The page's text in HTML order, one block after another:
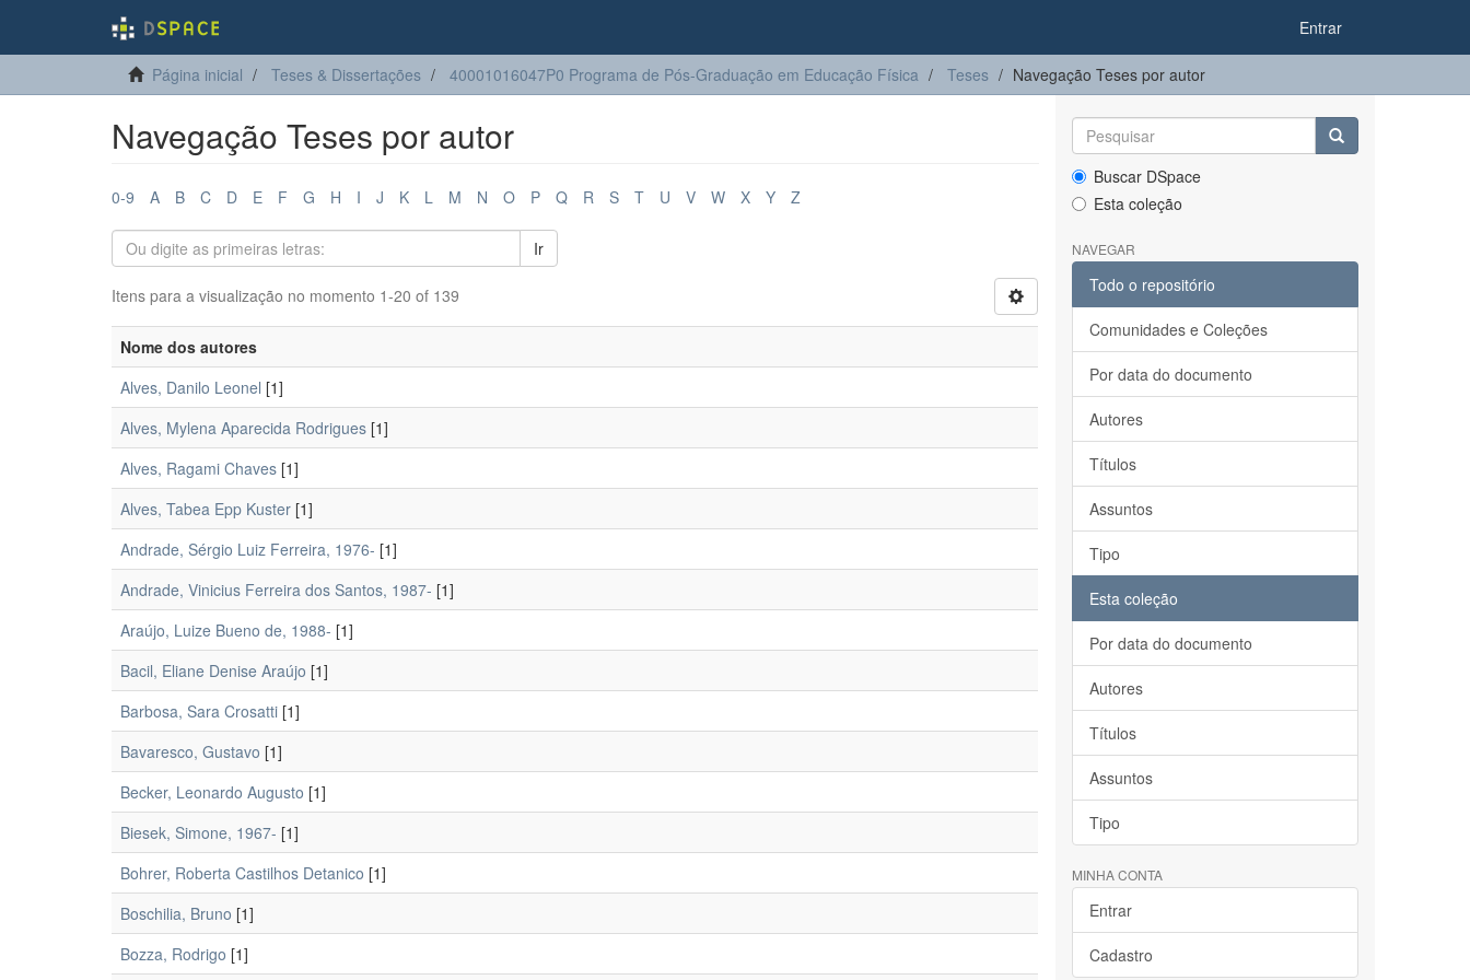
Entrar
Página inicial Teses & Dissertações 40001016047P0 Programa de Pós-Graduação em Educação Física Teses Navegação Teses por autor
Navegação Teses por autor
0-9 A B C D E F G H I J K L M N O P Q R S T U V W X Y Z
Ir
Itens para a visualização no momento 1-20 of 139
Nome dos autores
Alves, Danilo Leonel [1]
Alves, Mylena Aparecida Rodrigues [1]
Alves, Ragami Chaves [1]
Alves, Tabea Epp Kuster [1]
Andrade, Sérgio Luiz Ferreira, 1976- [1]
Andrade, Vinicius Ferreira dos Santos, 1987- [1]
Araújo, Luize Bueno de, 1988- [1]
Bacil, Eliane Denise Araújo [1]
Barbosa, Sara Crosatti [1]
Bavaresco, Gustavo [1]
Becker, Leonardo Augusto [1]
Biesek, Simone, 1967- [1]
Bohrer, Roberta Castilhos Detanico [1]
Boschilia, Bruno [1]
Bozza, Rodrigo [1]
Buscar DSpace
Esta coleção
NAVEGAR
Todo o repositório
Comunidades e Coleções
Por data do documento
Autores
Títulos
Assuntos
Tipo
Esta coleção
Por data do documento
Autores
Títulos
Assuntos
Tipo
MINHA CONTA
Entrar
Cadastro